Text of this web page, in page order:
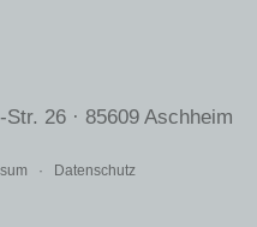
26 · 85609 Aschheim
· Datenschutz